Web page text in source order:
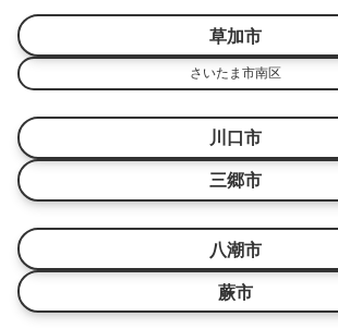
草加市
さいたま市南区
川口市
三郷市
八潮市
蕨市